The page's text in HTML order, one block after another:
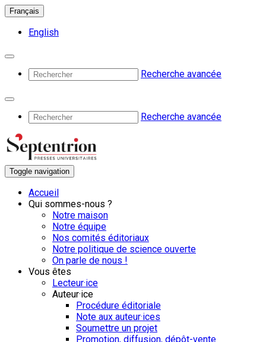
Français
English
Recherche avancée
Recherche avancée
Toggle navigation
Accueil
Qui sommes-nous ?
Notre maison
Notre équipe
Nos comités éditoriaux
Notre politique de science ouverte
On parle de nous !
Vous êtes
Lecteur·ice
Auteur·ice
Procédure éditoriale
Note aux auteur·ices
Soumettre un projet
Promotion, diffusion, dépôt-vente